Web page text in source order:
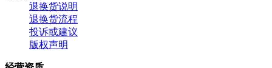
退换货说明
退换货流程
投诉或建议
版权声明